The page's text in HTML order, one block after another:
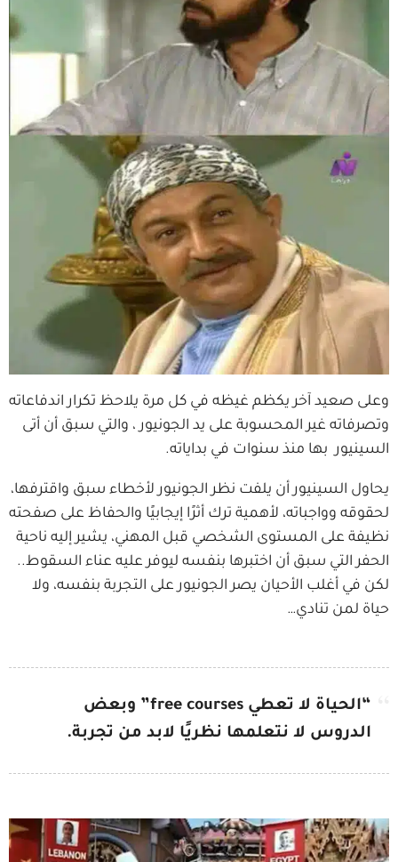
وعلى صعيد آخر يكظم غيظه في كل مرة يلاحظ تكرار اندفاعاته
وتصرفاته غير المحسوبة على يد الجونيور ، والتي سبق أن أتى
السينيور بها منذ سنوات في بداياته.
يحاول السينيور أن يلفت نظر الجونيور لأخطاء سبق واقترفها،
لحقوقه وواجباته، لأهمية ترك أثرًا إيجابيًا والحفاظ على صفحته
نظيفة على المستوى الشخصي قبل المهني، يشير إليه ناحية
الحفر التي سبق أن اختبرها بنفسه ليوفر عليه عناء السقوط..
لكن في أغلب الأحيان يصر الجونيور على التجربة بنفسه، ولا
حياة لمن تنادي…
“الحياة لا تعطي free courses” وبعض
الدروس لا نتعلمها نظريًا لابد من تجربة.